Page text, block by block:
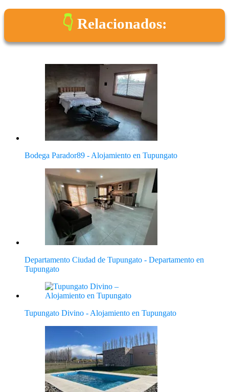
Relacionados:
Bodega Parador89 - Alojamiento en Tupungato
Departamento Ciudad de Tupungato - Departamento en
Tupungato
Tupungato Divino - Alojamiento en Tupungato